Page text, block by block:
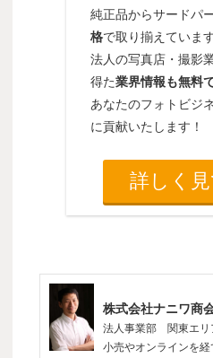
純正品からサードパ
格で取り揃えていま
法人の写真店・撮影
得た業界情報も無料
あなたのフォトビジ
に貢献いたします！
詳しく
株式会社ナニワ商
法人事業部 関東エリ
小売やオンラインを